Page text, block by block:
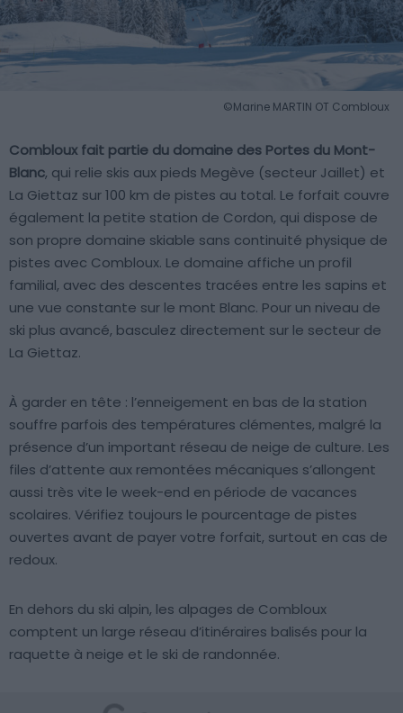
©Marine MARTIN OT Combloux
Combloux fait partie du domaine des Portes du Mont-
Blanc, qui relie skis aux pieds Megève (secteur Jaillet) et
La Giettaz sur 100 km de pistes au total. Le forfait couvre
également la petite station de Cordon, qui dispose de
son propre domaine skiable sans continuité physique de
pistes avec Combloux. Le domaine affiche un profil
familial, avec des descentes tracées entre les sapins et
une vue constante sur le mont Blanc. Pour un niveau de
ski plus avancé, basculez directement sur le secteur de
La Giettaz.
À garder en tête : l’enneigement en bas de la station
souffre parfois des températures clémentes, malgré la
présence d’un important réseau de neige de culture. Les
files d’attente aux remontées mécaniques s’allongent
aussi très vite le week-end en période de vacances
scolaires. Vérifiez toujours le pourcentage de pistes
ouvertes avant de payer votre forfait, surtout en cas de
redoux.
En dehors du ski alpin, les alpages de Combloux
comptent un large réseau d’itinéraires balisés pour la
raquette à neige et le ski de randonnée.